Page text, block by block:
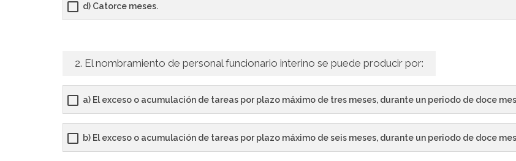
d) Catorce meses.
2. El nombramiento de personal funcionario interino se puede producir por:
a) El exceso o acumulación de tareas por plazo máximo de tres meses, durante un periodo de doce
b) El exceso o acumulación de tareas por plazo máximo de seis meses, durante un periodo de doce